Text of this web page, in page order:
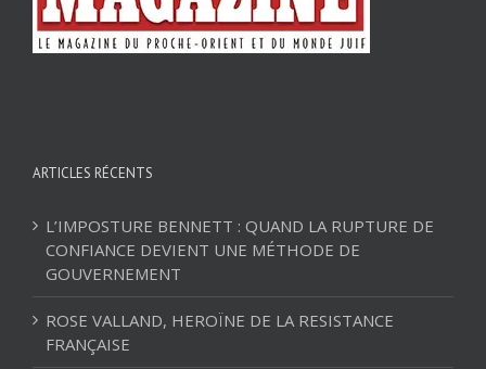
ARTICLES RÉCENTS
L’IMPOSTURE BENNETT : QUAND LA RUPTURE DE
CONFIANCE DEVIENT UNE MÉTHODE DE
GOUVERNEMENT
ROSE VALLAND, HEROÏNE DE LA RESISTANCE
FRANÇAISE